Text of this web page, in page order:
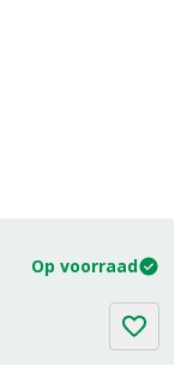
Op voorraad